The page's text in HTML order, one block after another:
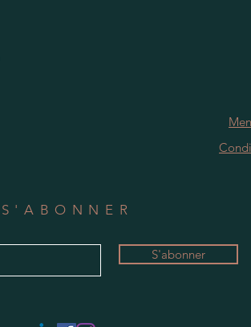
S'ABONNER
S'abonner